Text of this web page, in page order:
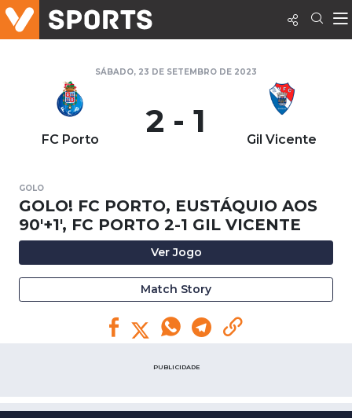
SÁBADO, 23 DE SETEMBRO DE 2023
FC Porto 2 - 1 Gil Vicente
GOLO
GOLO! FC PORTO, EUSTÁQUIO AOS
90'+1', FC PORTO 2-1 GIL VICENTE
Ver Jogo
Match Story
PUBLICIDADE